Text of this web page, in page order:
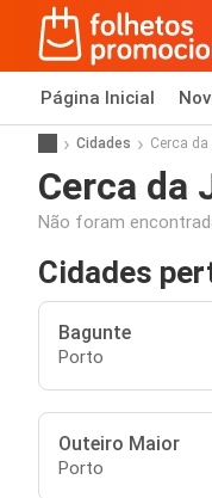
Página Inicial
Cidades Cerca
Cerca da
Não foram
Cidades
Bagunte
Porto
Outeiro Maior
Porto